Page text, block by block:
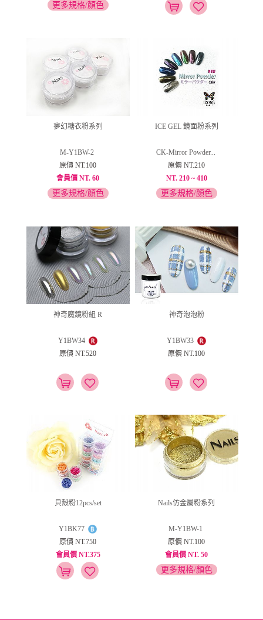
更多規格/顏色
夢幻糖衣粉系列
M-Y1BW-2
原價 NT.100
會員價 NT. 60
更多規格/顏色
ICE GEL 鏡面粉系列
CK-Mirror Powder...
原價 NT.210
NT. 210 ~ 410
更多規格/顏色
神奇魔鏡粉組 R
Y1BW34
原價 NT.520
神奇泡泡粉
Y1BW33
原價 NT.100
貝殼粉12pcs/set
Y1BK77
原價 NT.750
會員價 NT.375
Nails仿金屬粉系列
M-Y1BW-1
原價 NT.100
會員價 NT. 50
更多規格/顏色